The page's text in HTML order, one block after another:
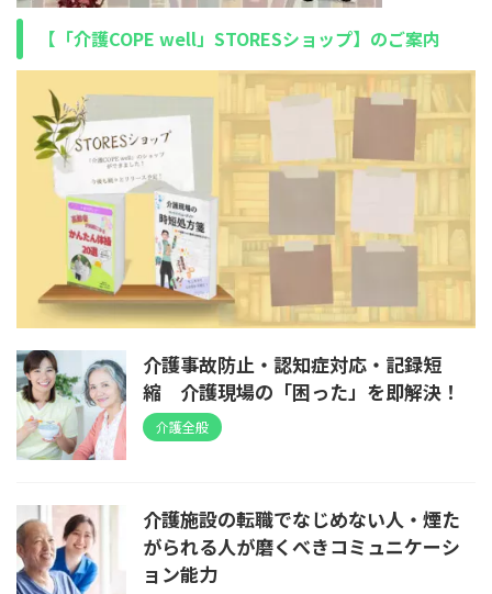
【「介護COPE well」STORESショップ】のご案内
介護事故防止・認知症対応・記録短
縮 介護現場の「困った」を即解決！
介護全般
介護施設の転職でなじめない人・煙た
がられる人が磨くべきコミュニケーシ
ョン能力